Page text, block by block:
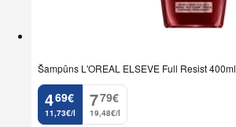
Šampūns L'OREAL ELSEVE Full Resist 400ml
4
. 69€
11,73€/l
7
. 79€
19,48€/l